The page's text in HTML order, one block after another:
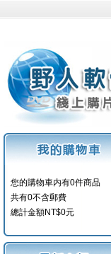
您的購物車内有0件商品
共有0不含郵費
總計金額NT$0元